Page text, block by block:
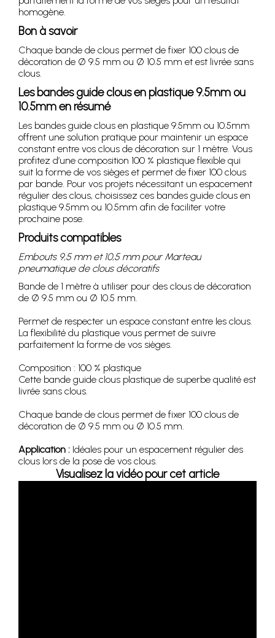
homogène.
Bon à savoir
Chaque bande de clous permet de fixer 100 clous de
décoration de Ø 9.5 mm ou Ø 10.5 mm et est livrée sans
clous.
Les bandes guide clous en plastique 9.5mm ou
10.5mm en résumé
Les bandes guide clous en plastique 9.5mm ou 10.5mm
offrent une solution pratique pour maintenir un espace
constant entre vos clous de décoration sur 1 mètre. Vous
profitez d’une composition 100 % plastique flexible qui
suit la forme de vos sièges et permet de fixer 100 clous
par bande. Pour vos projets nécessitant un espacement
régulier des clous, choisissez ces bandes guide clous en
plastique 9.5mm ou 10.5mm afin de faciliter votre
prochaine pose.
Produits compatibles
Embouts 9,5 mm et 10,5 mm pour Marteau
pneumatique de clous décoratifs
Bande de 1 mètre à utiliser pour des clous de décoration
de Ø 9.5 mm ou Ø 10.5 mm.
Permet de respecter un espace constant entre les clous.
La flexibilité du plastique vous permet de suivre
parfaitement la forme de vos sièges.
Composition : 100 % plastique
Cette bande guide clous plastique de superbe qualité est
livrée sans clous.
Chaque bande de clous permet de fixer 100 clous de
décoration de Ø 9.5 mm ou Ø 10.5 mm.
Application : Idéales pour un espacement régulier des
clous lors de la pose de vos clous.
Visualisez la vidéo pour cet article